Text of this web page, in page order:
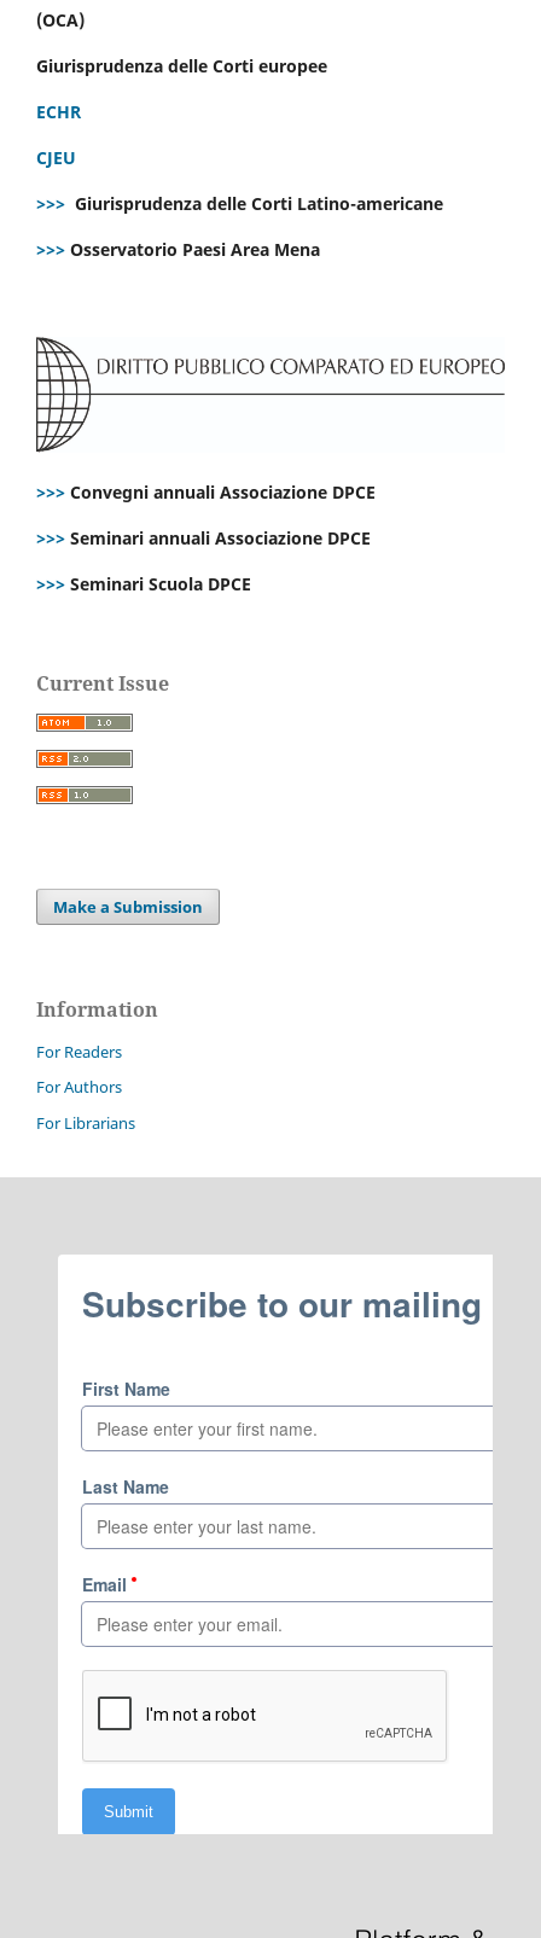
(OCA)
Giurisprudenza delle Corti europee
ECHR
CJEU
>>> Giurisprudenza delle Corti Latino-americane
>>> Osservatorio Paesi Area Mena
>>> Convegni annuali Associazione DPCE
>>> Seminari annuali Associazione DPCE
>>> Seminari Scuola DPCE
Current Issue
Make a Submission
Information
For Readers
For Authors
For Librarians